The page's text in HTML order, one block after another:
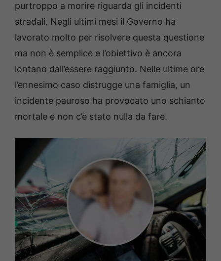
purtroppo a morire riguarda gli incidenti
stradali. Negli ultimi mesi il Governo ha
lavorato molto per risolvere questa questione
ma non è semplice e l’obiettivo è ancora
lontano dall’essere raggiunto. Nelle ultime ore
l’ennesimo caso distrugge una famiglia, un
incidente pauroso ha provocato uno schianto
mortale e non c’è stato nulla da fare.